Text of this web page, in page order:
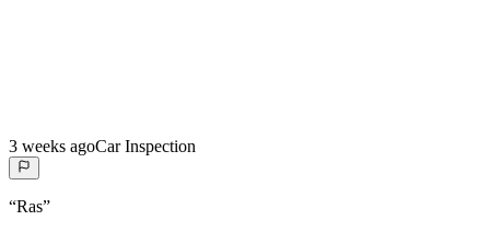
3 weeks agoCar Inspection
“Ras”